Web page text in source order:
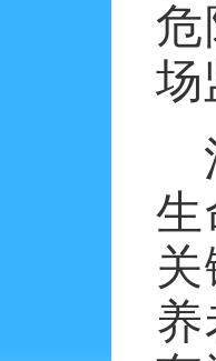
危
场
生